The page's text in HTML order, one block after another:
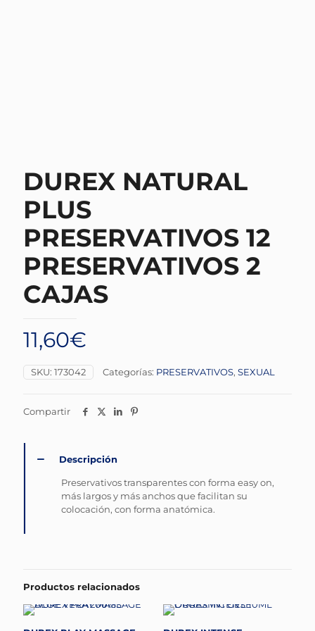
DUREX NATURAL
PLUS
PRESERVATIVOS 12
PRESERVATIVOS 2
CAJAS
11,60€
SKU: 173042 Categorías: PRESERVATIVOS, SEXUAL
Compartir
Descripción
Preservativos transparentes con forma easy on,
más largos y más anchos que facilitan su
colocación, con forma anatómica.
Productos relacionados